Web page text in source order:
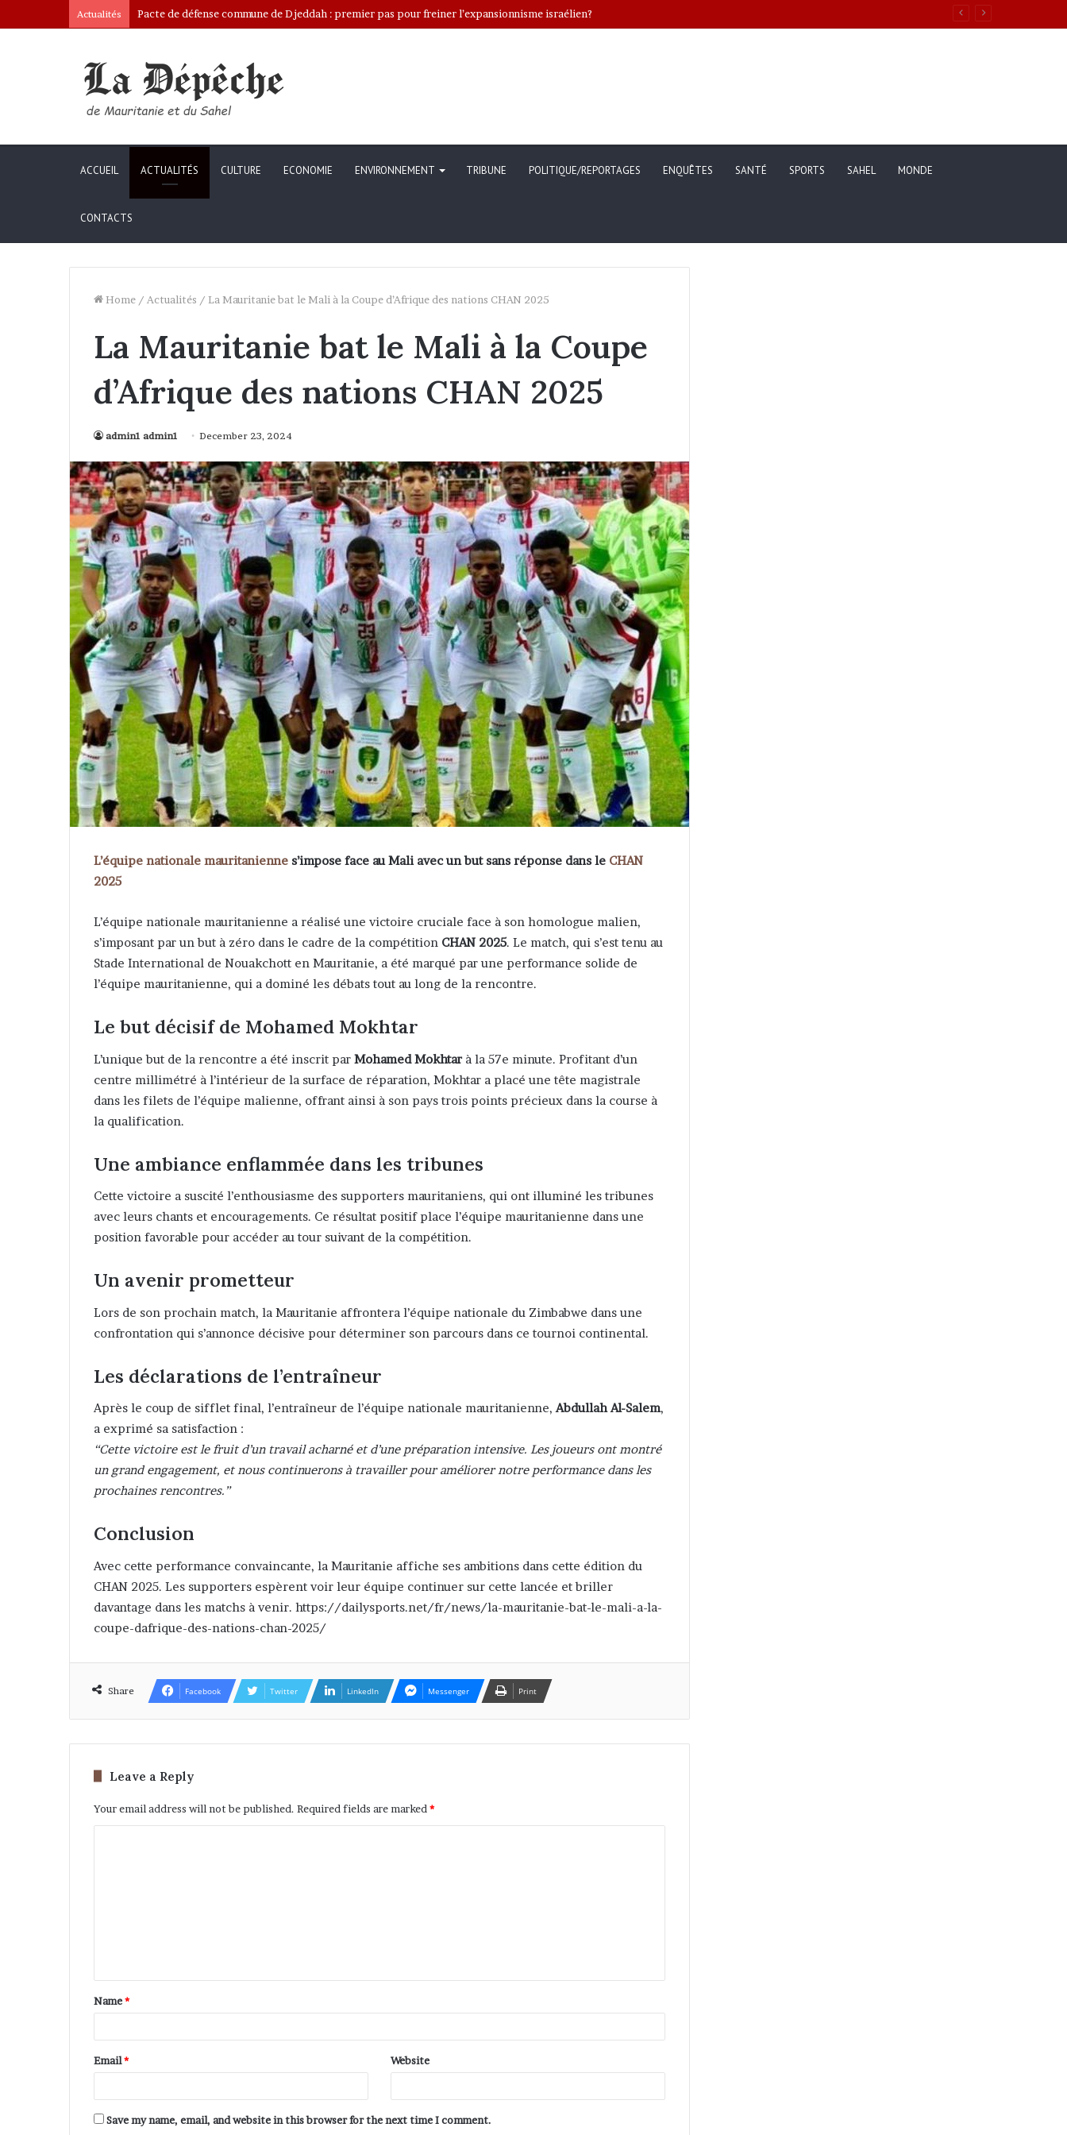
Actualités Pacte de défense commune de Djeddah : premier pas pour freiner l’expansionnisme israélien?
ACCUEIL ACTUALITÉS CULTURE ECONOMIE ENVIRONNEMENT TRIBUNE POLITIQUE/REPORTAGES ENQUÊTES SANTÉ SPORTS SAHEL MONDE
CONTACTS
Home / Actualités / La Mauritanie bat le Mali à la Coupe d’Afrique des nations CHAN 2025
La Mauritanie bat le Mali à la Coupe
d’Afrique des nations CHAN 2025
admin1 admin1 December 23, 2024
L’équipe nationale mauritanienne s’impose face au Mali avec un but sans réponse dans le CHAN
2025
L’équipe nationale mauritanienne a réalisé une victoire cruciale face à son homologue malien,
s’imposant par un but à zéro dans le cadre de la compétition CHAN 2025. Le match, qui s’est tenu au
Stade International de Nouakchott en Mauritanie, a été marqué par une performance solide de
l’équipe mauritanienne, qui a dominé les débats tout au long de la rencontre.
Le but décisif de Mohamed Mokhtar
L’unique but de la rencontre a été inscrit par Mohamed Mokhtarà la 57e minute. Profitant d’un
centre millimétré à l’intérieur de la surface de réparation, Mokhtar a placé une tête magistrale
dans les filets de l’équipe malienne, offrant ainsi à son pays trois points précieux dans la course à
la qualification.
Une ambiance enflammée dans les tribunes
Cette victoire a suscité l’enthousiasme des supporters mauritaniens, qui ont illuminé les tribunes
avec leurs chants et encouragements. Ce résultat positif place l’équipe mauritanienne dans une
position favorable pour accéder au tour suivant de la compétition.
Un avenir prometteur
Lors de son prochain match, la Mauritanie affrontera l’équipe nationale du Zimbabwe dans une
confrontation qui s’annonce décisive pour déterminer son parcours dans ce tournoi continental.
Les déclarations de l’entraîneur
Après le coup de sifflet final, l’entraîneur de l’équipe nationale mauritanienne,Abdullah Al-Salem,
a exprimé sa satisfaction :
“Cette victoire est le fruit d’un travail acharné et d’une préparation intensive. Les joueurs ont montré
un grand engagement, et nous continuerons à travailler pour améliorer notre performance dans les
prochaines rencontres.”
Conclusion
Avec cette performance convaincante, la Mauritanie affiche ses ambitions dans cette édition du
CHAN 2025. Les supporters espèrent voir leur équipe continuer sur cette lancée et briller
davantage dans les matchs à venir. https://dailysports.net/fr/news/la-mauritanie-bat-le-mali-a-la-
coupe-dafrique-des-nations-chan-2025/
Share Facebook Twitter LinkedIn Messenger Print
Leave a Reply
Your email address will not be published. Required fields are marked *
Name*
Email* Website
Save my name, email, and website in this browser for the next time I comment.